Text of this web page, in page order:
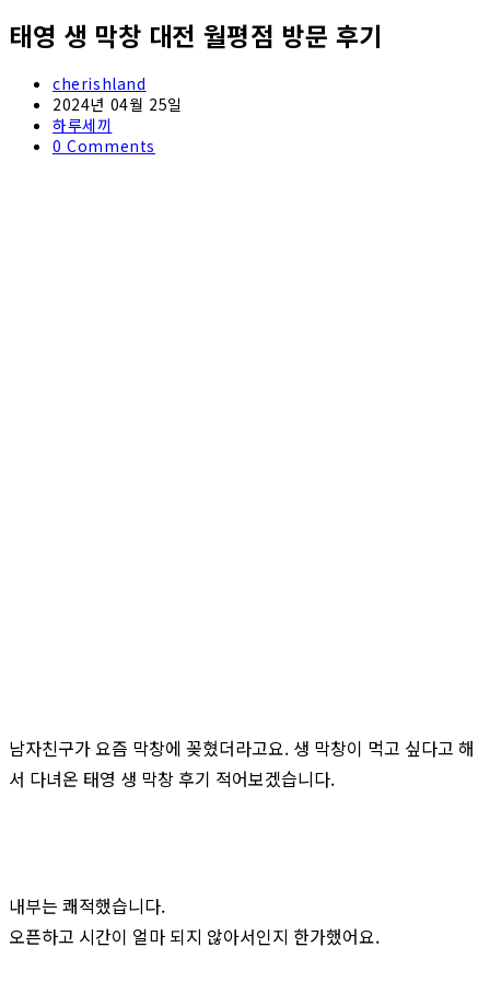
태영 생 막창 대전 월평점 방문 후기
Post
author:
cherishland
Post
published:
2024년 04월 25일
Post
category:
하루세끼
Post
0 Comments
남자친구가 요즘 막창에 꽂혔더라고요. 생 막창이 먹고 싶다고 해
서 다녀온 태영 생 막창 후기 적어보겠습니다.
내부는 쾌적했습니다.
오픈하고 시간이 얼마 되지 않아서인지 한가했어요.